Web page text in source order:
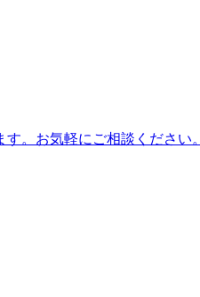
。お気軽にご相談ください。